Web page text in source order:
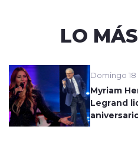
LO
Domingo
Myriam
Legrand